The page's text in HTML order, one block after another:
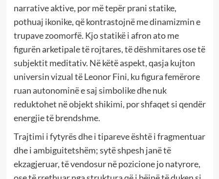
narrative aktive, por më tepër prani statike,
pothuaj ikonike, që kontrastojnë me dinamizmin e
trupave zoomorfë. Kjo statikë i afron ato me
figurën arketipale të rojtares, të dëshmitares ose të
subjektit meditativ. Në këtë aspekt, qasja kujton
universin vizual të Leonor Fini, ku figura femërore
ruan autonominë e saj simbolike dhe nuk
reduktohet në objekt shikimi, por shfaqet si qendër
energjie të brendshme.
Trajtimi i fytyrës dhe i tipareve është i fragmentuar
dhe i ambiguitetshëm; sytë shpesh janë të
ekzagjeruar, të vendosur në pozicione jo natyrore,